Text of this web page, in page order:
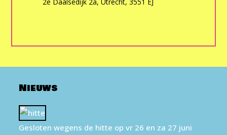
Nieuws
Gesloten wegens de hitte op vr 26 en za 27 juni